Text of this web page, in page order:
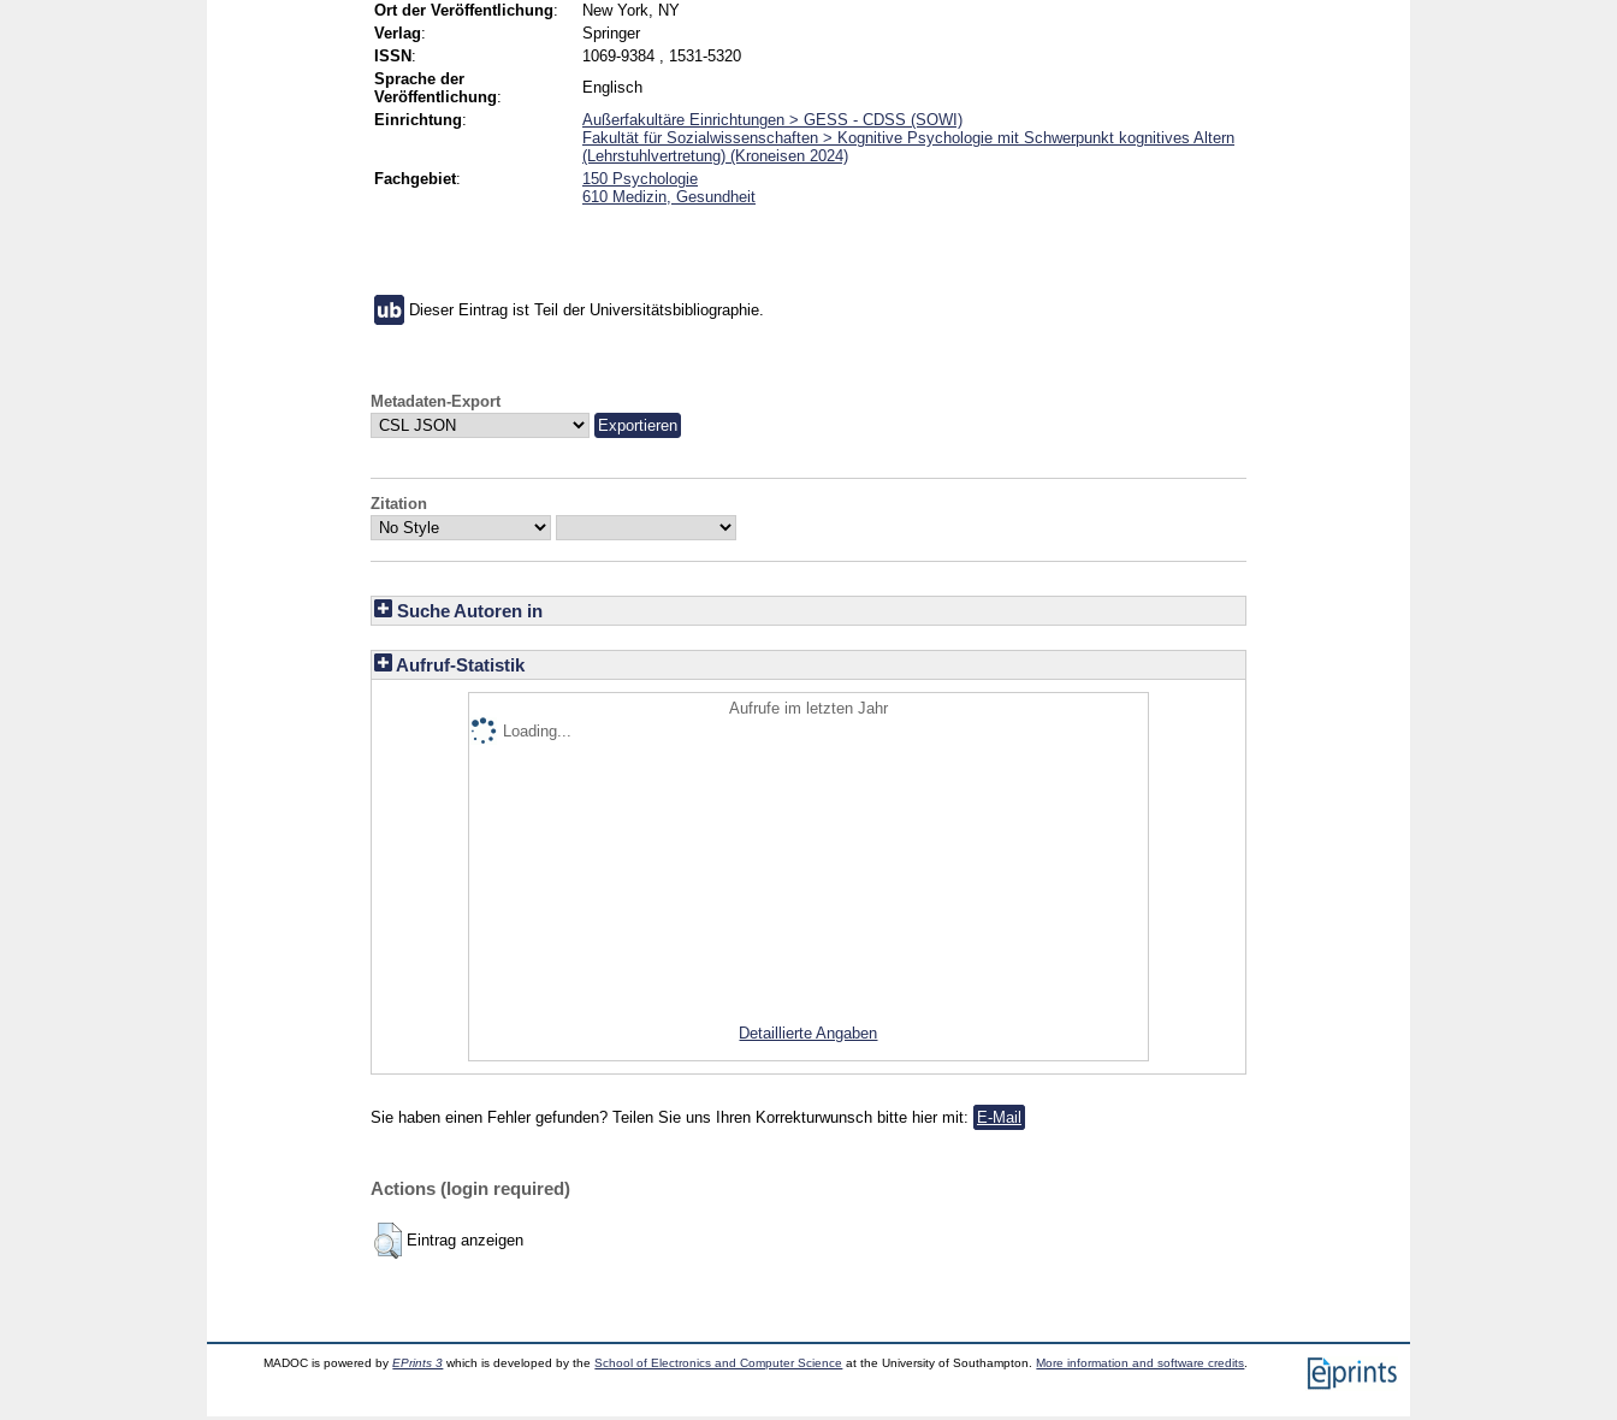
Ort der Veröffentlichung:
New York, NY
Verlag:
Springer
ISSN :
1069-9384 , 1531-5320
Sprache der
Veröffentlichung:
Englisch
Einrichtung:
Außerfakultäre Einrichtungen > GESS - CDSS (SOWI)
Fakultät für Sozialwissenschaften > Kognitive Psychologie mit Schwerpunkt kognitives Altern
(Lehrstuhlvertretung) (Kroneisen 2024)
Fachgebiet:
150 Psychologie
610 Medizin, Gesundheit
Dieser Eintrag ist Teil der Universitätsbibliographie.
Metadaten-Export
Zitation
Suche Autoren in
Aufruf-Statistik
Aufrufe im letzten Jahr
Loading...
Detaillierte Angaben
Sie haben einen Fehler gefunden? Teilen Sie uns Ihren Korrekturwunsch bitte hier mit: E-Mail
Actions (login required)
Eintrag anzeigen
MADOC is powered byEPrints 3 which is developed by theSchool of Electronics and Computer Science at the University of Southampton.More information and software credits